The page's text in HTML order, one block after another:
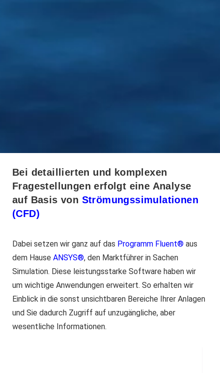
CFD-SIMULATION
Bei detaillierten und komplexen
Fragestellungen erfolgt eine Analyse
auf Basis von Strömungssimulationen
(CFD)
Dabei setzen wir ganz auf das Programm Fluent® aus
dem Hause ANSYS®, den Marktführer in Sachen
Simulation. Diese leistungsstarke Software haben wir
um wichtige Anwendungen erweitert. So erhalten wir
Einblick in die sonst unsichtbaren Bereiche Ihrer Anlagen
und Sie dadurch Zugriff auf unzugängliche, aber
wesentliche Informationen.